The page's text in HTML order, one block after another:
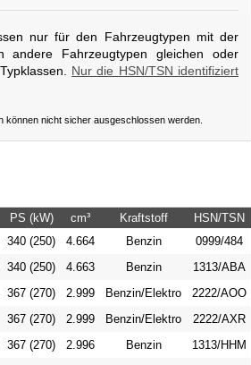
nur für den Fahrzeugtypen mit der
andere Fahrzeugtypen gleichen oder
Nur die HSN/TSN identifiziert
können nicht sicher ausgeschlossen werden.
PS (kW) cm³ Kraftstoff
HSN/TSN
340 (250) 4.664 Benzin
0999/484
340 (250) 4.663 Benzin
1313/ABA
367 (270) 2.999 Benzin/Elektro
2222/AOO
367 (270) 2.999 Benzin/Elektro
2222/AXR
367 (270) 2.996 Benzin
1313/HHM